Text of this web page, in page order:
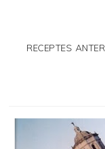
RECEPTES